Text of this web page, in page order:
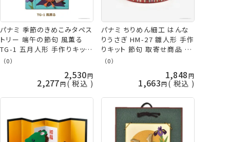
パナミ 季節のきめこみタペス
トリー 端午の節句 風薫る
TG-1 五月人形 手作りキット
節句 取寄せ商品 手芸の山久
（0）
2,530
2,277 税込
パナミ ちりめん細工 はんな
りうさぎ HM-27 雛人形 手作
りキット 節句 取寄せ商品 手
芸の山久
（0）
1,848
1,663 税込